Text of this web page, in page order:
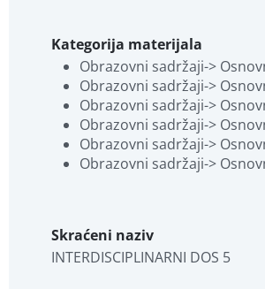
Kategorija materijala
Obrazovni sadržaji->
Obrazovni sadržaji->
Obrazovni sadržaji->
Obrazovni sadržaji->
Obrazovni sadržaji->
Obrazovni sadržaji->
Skraćeni naziv
INTERDISCIPLINARNI DOS 5